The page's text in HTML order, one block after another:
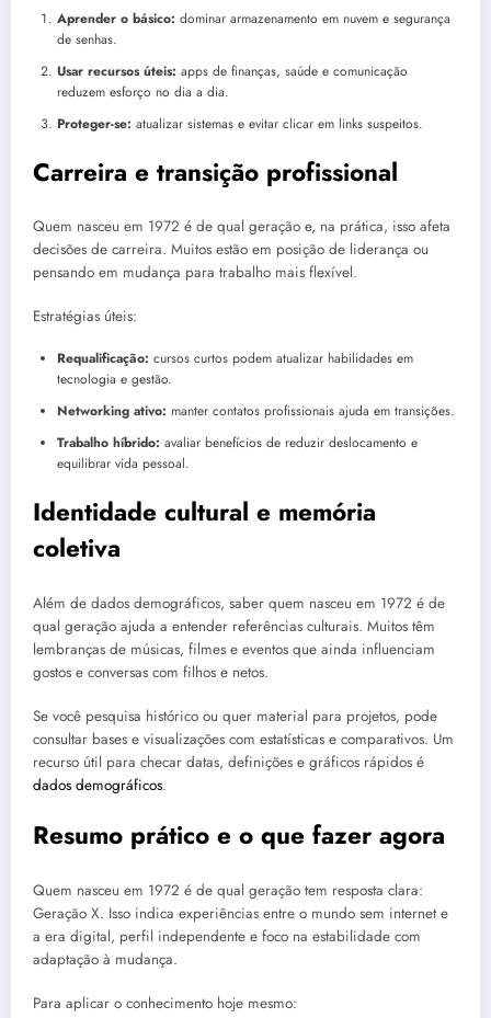
Aprender o básico: dominar armazenamento em nuvem e segurança
de senhas.
Usar recursos úteis: apps de finanças, saúde e comunicação
reduzem esforço no dia a dia.
Proteger-se: atualizar sistemas e evitar clicar em links suspeitos.
Carreira e transição profissional
Quem nasceu em 1972 é de qual geração e, na prática, isso afeta
decisões de carreira. Muitos estão em posição de liderança ou
pensando em mudança para trabalho mais flexível.
Estratégias úteis:
Requalificação: cursos curtos podem atualizar habilidades em
tecnologia e gestão.
Networking ativo: manter contatos profissionais ajuda em transições.
Trabalho híbrido: avaliar benefícios de reduzir deslocamento e
equilibrar vida pessoal.
Identidade cultural e memória
coletiva
Além de dados demográficos, saber quem nasceu em 1972 é de
qual geração ajuda a entender referências culturais. Muitos têm
lembranças de músicas, filmes e eventos que ainda influenciam
gostos e conversas com filhos e netos.
Se você pesquisa histórico ou quer material para projetos, pode
consultar bases e visualizações com estatísticas e comparativos. Um
recurso útil para checar datas, definições e gráficos rápidos é
dados demográficos.
Resumo prático e o que fazer agora
Quem nasceu em 1972 é de qual geração tem resposta clara:
Geração X. Isso indica experiências entre o mundo sem internet e
a era digital, perfil independente e foco na estabilidade com
adaptação à mudança.
Para aplicar o conhecimento hoje mesmo: